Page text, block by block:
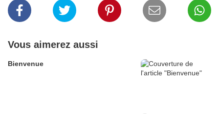
Vous aimerez aussi
Bienvenue